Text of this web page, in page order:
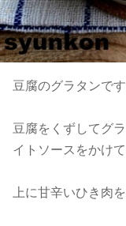
豆腐のグラタンです
豆腐をくずしてグ
イトソースをかけて
上に甘辛いひき肉